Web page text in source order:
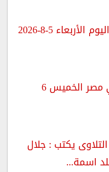
أسعار الفراخ البيضاء اليوم الأربعاء 5-8-2026
سعر الذهب اليوم في مصر الخميس 6
يكتب : جلال
اسمة...